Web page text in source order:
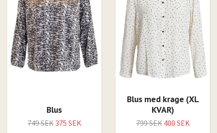
Blus
749 SEK375 SEK
Blus med krage (XL
KVAR)
799 SEK 400 SEK